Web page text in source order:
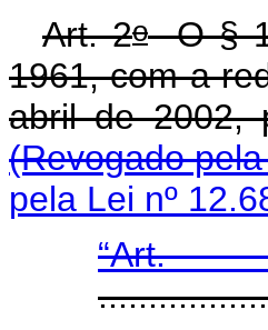
Art. 2oO §
1961, com a
abril de
(Revogado
pela Lei nº